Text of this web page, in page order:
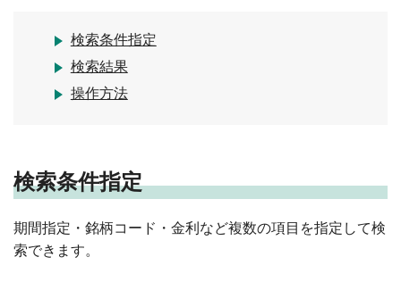
検索条件指定
検索結果
操作方法
検索条件指定
期間指定・銘柄コード・金利など複数の項目を指定して検
索できます。